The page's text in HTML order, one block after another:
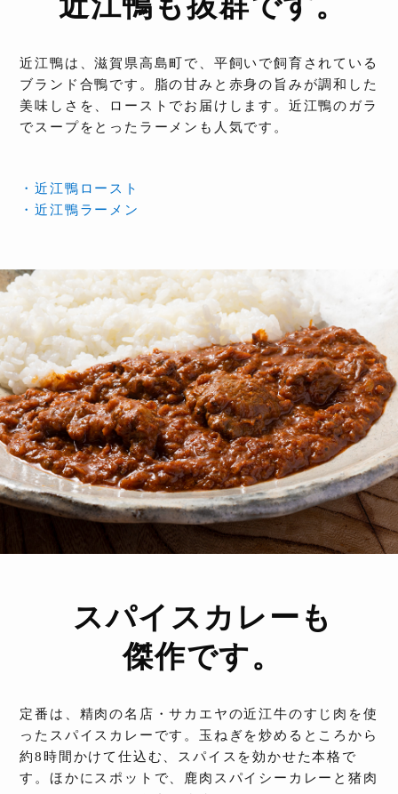
近江鴨は、滋賀県高島町で、平飼いで飼育されている
ブランド合鴨です。脂の甘みと赤身の旨みが調和した
美味しさを、ローストでお届けします。近江鴨のガラ
でスープをとったラーメンも人気です。
・近江鴨ロースト
・近江鴨ラーメン
スパイスカレーも
傑作です。
定番は、精肉の名店・サカエヤの近江牛のすじ肉を使
ったスパイスカレーです。玉ねぎを炒めるところから
約8時間かけて仕込む、スパイスを効かせた本格で
す。ほかにスポットで、鹿肉スパイシーカレーと猪肉